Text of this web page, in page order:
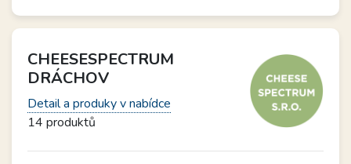
CHEESESPECTRUM
DRÁCHOV
Detail a produky v nabídce
14 produktů